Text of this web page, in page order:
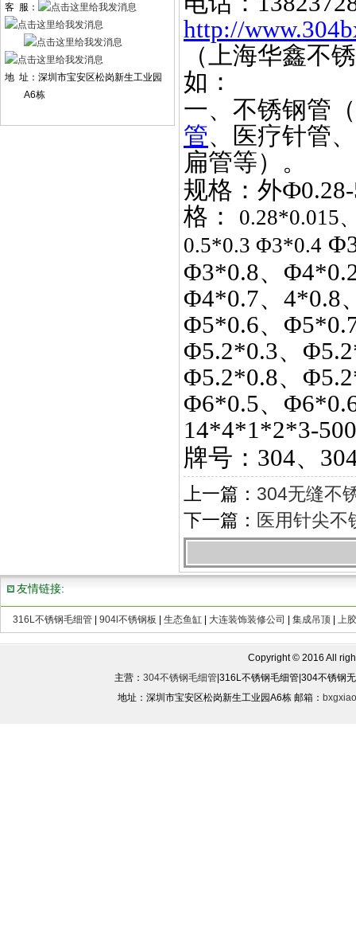
客 服：
地 址：深圳市宝安区松岗新生工业园
A6栋
http://
（上海华鑫不
如：
一、不锈钢管
管、医疗针管
扁管等）。
规格：外
格：
0.28*0.015
0.5*0.3 Φ3*0.4
Φ3*0.8、
Φ4*0.7、4*0.8
Φ5*0.6、
Φ5.2*0.3、
Φ5.2*0.8、
Φ6*0.5、
14*4*1*2*3-
牌号： 304、
上一篇： 304无缝不
下一篇： 医用针尖不
友情链接:
316L不锈钢毛细管| 904l不锈钢板 生态鱼缸| 大连装饰装修公司 集成吊顶| 上
Copyright © 2016 All
主营： 304不锈钢毛细管|316L不锈钢毛细管|304不锈钢
地址：深圳市宝安区松岗新生工业园A6栋 邮箱：